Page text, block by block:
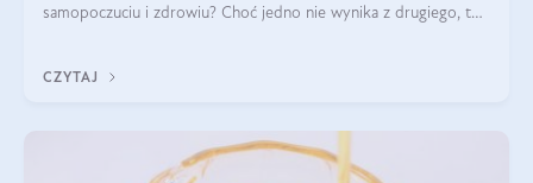
samopoczuciu i zdrowiu? Choć jedno nie wynika z drugiego, to
wyjaśnimy.
CZYTAJ